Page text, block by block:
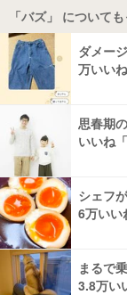
「バズ」 について
ダメー
万いい
思春期
いいね
シェフ
6万い
まるで
3.8万い